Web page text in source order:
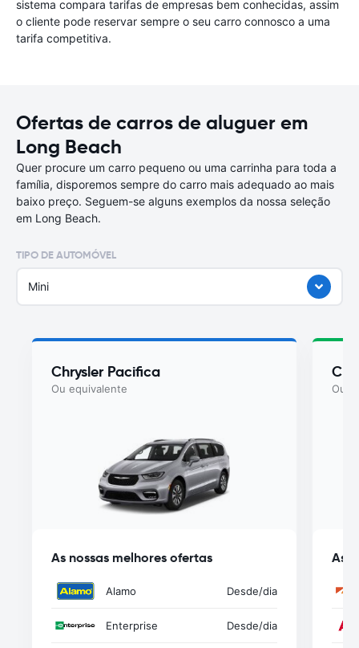
sistema compara tarifas de empresas bem conhecidas, assim
o cliente pode reservar sempre o seu carro connosco a uma
tarifa competitiva.
Ofertas de carros de aluguer em
Long Beach
Quer procure um carro pequeno ou uma carrinha para toda a
família, disporemos sempre do carro mais adequado ao mais
baixo preço. Seguem-se alguns exemplos da nossa seleção
em Long Beach.
TIPO DE AUTOMÓVEL
Mini
Chrysler Pacifica
Ou equivalente
As nossas melhores ofertas
Alamo Desde/dia
Enterprise Desde/dia
Ou
As